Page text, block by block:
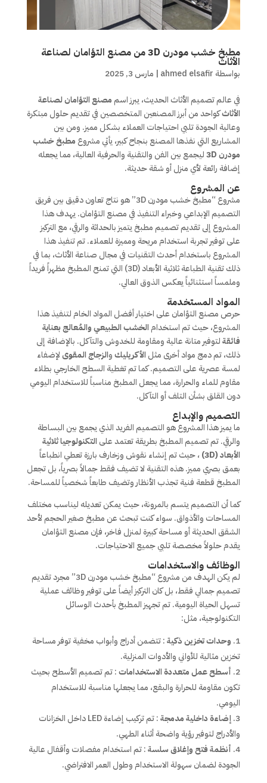
مطبخ خشب مودرن 3D من مصنع التؤامان لصناعة
الأثاث
بواسطة ahmed elsafir
| مارس 3, 2025
في عالم تصميم الأثاث الحديث، يبرز اسممصنع التؤامان لصناعة
الأثاثكواحد من أبرز المصنعين المتخصصين في تقديم حلول مبتكرة
وعالية الجودة تلبي احتياجات العملاء بشكل مميز. ومن بين
المشاريع التي نفذها المصنع بنجاح كبير، يأتي مشروع مطبخ خشب
مودرن 3D
ليجمع بين الفن والتقنية والحرفية العالية، مما يجعله
إضافة رائعة لأي منزل أو شقة حديثة.
عن المشروع
مشروع “مطبخ خشب مودرن 3D” هو نتاج تعاون دقيق بين فريق
التصميم الإبداعي وخبراء التنفيذ في مصنع التؤامان. يهدف هذا
المشروع إلى تقديم تصميم مطبخ يتميز بالحداثة والرقي، مع التركيز
على توفير تجربة استخدام مريحة ومميزة للعملاء. تم تنفيذ هذا
المشروع باستخدام أحدث التقنيات في مجال صناعة الأثاث، بما في
ذلك تقنية الطباعة ثلاثية الأبعاد (3D) التي تمنح المطبخ مظهراً فريداً
وملمساً استثنائياً يعكس الذوق العالي.
المواد المستخدمة
حرص مصنع التؤامان على اختيار أفضل المواد الخام لتنفيذ هذا
المشروع، حيث تم استخدام الخشب الطبيعي والمُعالج بعناية
فائقةلتوفير متانة عالية ومقاومة للخدوش والتآكل. بالإضافة إلى
ذلك، تم دمج مواد أخرى مثل الأكريليكوالزجاج المقوىلإضفاء
لمسة عصرية على التصميم. كما تم تغطية السطح الخارجي بطلاء
مقاوم للماء والحرارة، مما يجعل المطبخ مناسباً للاستخدام اليومي
دون القلق بشأن التلف أو التآكل.
التصميم والإبداع
ما يميز هذا المشروع هو التصميم الفريد الذي يجمع بين البساطة
والرقي. تم تصميم المطبخ بطريقة تعتمد على التكنولوجيا ثلاثية
الأبعاد (3D)
، حيث تم إنشاء نقوش وزخارف بارزة تعطي انطباعاً
بعمق بصري مميز. هذه التقنية لا تضيف فقط جمالاً بصرياً، بل تجعل
المطبخ قطعة فنية تجذب الأنظار وتضيف طابعاً شخصياً للمساحة.
كما أن التصميم يتسم بالمرونة، حيث يمكن تعديله ليناسب مختلف
المساحات والأذواق. سواء كنت تبحث عن مطبخ صغير الحجم لأحد
الشقق الحديثة أو مساحة كبيرة لمنزل فاخر، فإن مصنع التؤامان
يقدم حلولاً مخصصة تلبي جميع الاحتياجات.
الوظائف والاستخدامات
لم يكن الهدف من مشروع “مطبخ خشب مودرن 3D” مجرد تقديم
تصميم جمالي فقط، بل كان التركيز أيضاً على توفير وظائف عملية
تسهل الحياة اليومية. تم تجهيز المطبخ بأحدث الوسائل
التكنولوجية، مثل:
وحدات تخزين ذكية: تتضمن أدراج وأبواب مخفية توفر مساحة
تخزين مثالية للأواني والأدوات المنزلية.
أسطح عمل متعددة الاستخدامات: تم تصميم الأسطح بحيث
تكون مقاومة للحرارة والبقع، مما يجعلها مناسبة للاستخدام
اليومي.
إضاءة داخلية مدمجة
: تم تركيب إضاءة LED داخل الخزانات
والأدراج لتوفير رؤية واضحة أثناء الطهي.
أنظمة فتح وإغلاق سلسة: تم استخدام مفصلات وأقفال عالية
الجودة لضمان سهولة الاستخدام وطول العمر الافتراضي.